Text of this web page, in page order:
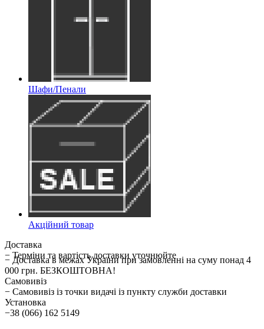
Шафи/Пенали
Акційний товар
Доставка
− Терміни та вартість доставки уточнюйте
− Доставка в межах України при замовленні на суму понад 4
000 грн. БЕЗКОШТОВНА!
Самовивіз
− Самовивіз із точки видачі із пункту служби доставки
Установка
−38 (066) 162 5149